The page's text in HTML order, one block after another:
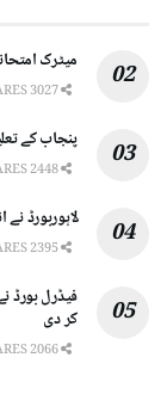
میٹرک امتحانات 2024 ، پنجاب بورڈزکے نتائج کا
پنجاب کے تعلیمی بورڈز نے 9
لاہوربورڈ نے انٹرمیڈیٹ
کر دی